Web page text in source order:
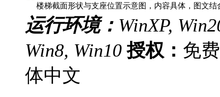
楼梯截面形状与支座位置示意图，内容具体，图文
运行环境： WinXP,
Win8, Win10 授权： 免
体中文